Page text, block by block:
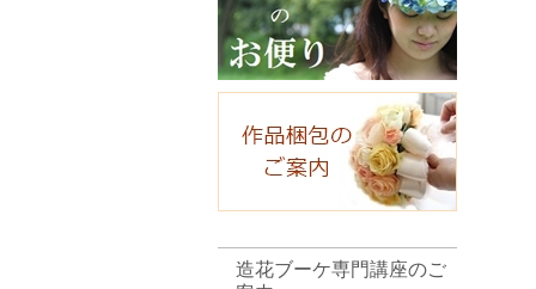
造花ブーケ専門講座のご